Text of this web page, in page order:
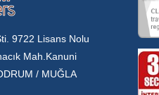
9722 Lisans Nolu
Mah.Kanuni
/ MUĞLA